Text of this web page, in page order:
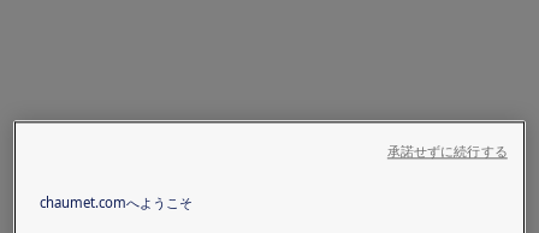
chaumet.comへようこそ
承諾せずに続行する